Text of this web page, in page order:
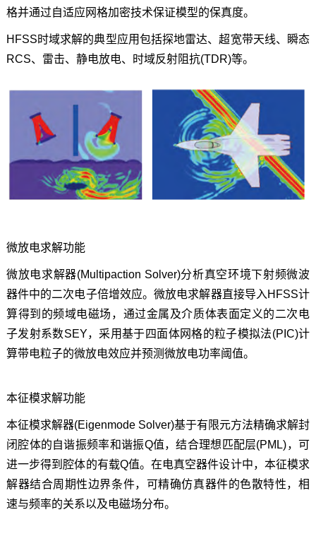
格并通过自适应网格加密技术保证模型的保真度。
HFSS时域求解的典型应用包括探地雷达、超宽带天线、瞬态
RCS、雷击、静电放电、时域反射阻抗(TDR)等。
微放电求解功能
微放电求解器(Multipaction Solver)分析真空环境下射频微波
器件中的二次电子倍增效应。微放电求解器直接导入HFSS计
算得到的频域电磁场，通过金属及介质体表面定义的二次电
子发射系数SEY，采用基于四面体网格的粒子模拟法(PIC)计
算带电粒子的微放电效应并预测微放电功率阈值。
本征模求解功能
本征模求解器(Eigenmode Solver)基于有限元方法精确求解封
闭腔体的自谐振频率和谐振Q值，结合理想匹配层(PML)，可
进一步得到腔体的有载Q值。在电真空器件设计中，本征模求
解器结合周期性边界条件，可精确仿真器件的色散特性，相
速与频率的关系以及电磁场分布。